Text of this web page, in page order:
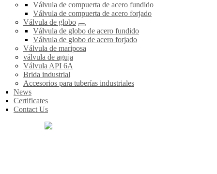
Válvula de compuerta de acero fundido
Válvula de compuerta de acero forjado
Válvula de globo
Válvula de globo de acero fundido
Válvula de globo de acero forjado
Válvula de mariposa
válvula de aguja
Válvula API 6A
Brida industrial
Accesorios para tuberías industriales
News
Certificates
Contact Us